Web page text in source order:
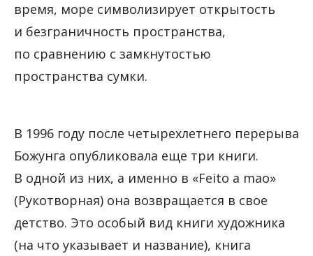
время, море символизирует открытость
и безграничность пространства,
по сравнению с замкнутостью
пространства сумки.
В 1996 году после четырехлетнего перерыва
Божунга опубликовала еще три книги.
В одной из них, а именно в «Feito a mao»
(Рукотворная) она возвращается в свое
детство. Это особый вид книги художника
(на что указывает и название), книга